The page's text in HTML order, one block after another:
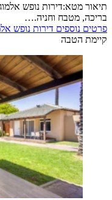
נופש אלמוגים
וחניה.…
דירות נופש אלמוגים